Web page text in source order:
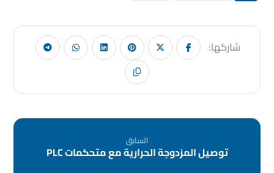
السابق
توصيل المزدوجة الحرارية مع متحكمات PLC